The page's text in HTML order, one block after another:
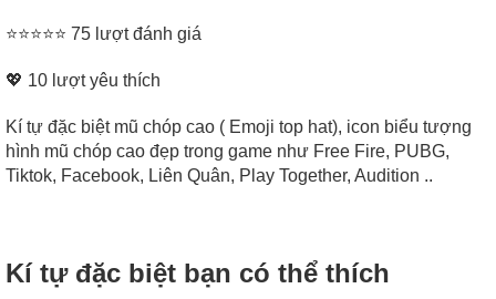
⭐⭐⭐⭐⭐ 75 lượt đánh giá
💖 10 lượt yêu thích
Kí tự đặc biệt mũ chóp cao ( Emoji top hat), icon biểu tượng
hình mũ chóp cao đẹp trong game như Free Fire, PUBG,
Tiktok, Facebook, Liên Quân, Play Together, Audition ..
Kí tự đặc biệt bạn có thể thích